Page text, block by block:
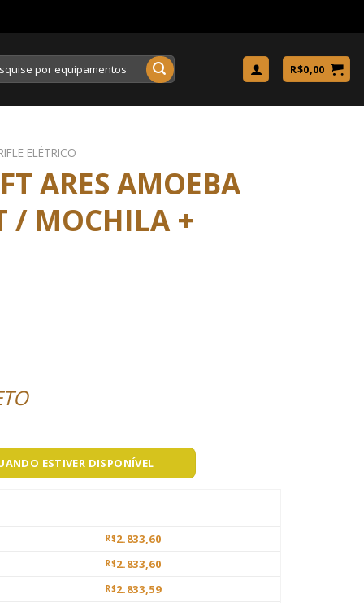
R$0,00
ELÉTRICO
ARES AMOEBA
/ MOCHILA +
ESTIVER DISPONÍVEL
R$2.833,60
R$2.833,60
R$2.833,59